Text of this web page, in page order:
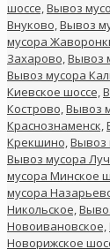
шоссе,Вывоз
Внуково,Вывоз
мусора
Захарово,Вывоз
Вывоз мусора
Киевское шоссе,
Кострово,Вывоз
Краснознаменск,
Крекшино,Вывоз
Вывоз мусора
мусора Минское
мусора
Никольское,
Новоивановское,
Новорижское